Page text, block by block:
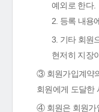
예외로 한다.
2. 등록 내용
3. 기타 회원
현저히 지장
③ 회원가입계약
회원에게 도달한
④ 회원은 회원가